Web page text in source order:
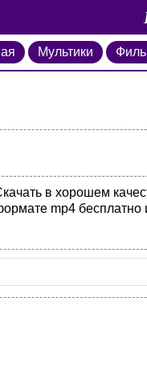
Мультики
в хорошем
mp4 бесплатно